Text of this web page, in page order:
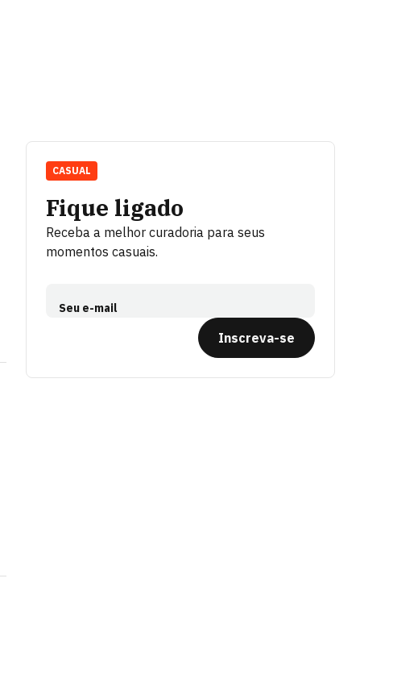
Fique ligado
Receba a melhor curadoria para seus
momentos casuais.
Seu e-mail
Inscreva-se
CASUAL